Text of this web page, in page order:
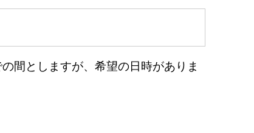
間としますが、希望の日時がありま